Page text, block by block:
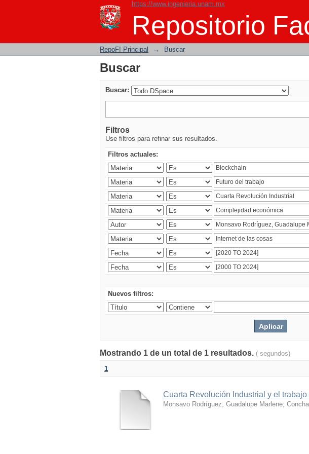
https://www.ingenieria.unam.mx
Repositorio
Buscar
RepoFI Principal → Buscar
Buscar
Buscar:
Filtros
Use filtros para refinar sus resultados.
Filtros actuales:
Nuevos filtros:
Mostrando 1 de un total de 1 resultados. ( segundos)
1
Cuarta Revolución Industrial y el trabajo
Monsavo Rodríguez, Guadalupe Marlene;